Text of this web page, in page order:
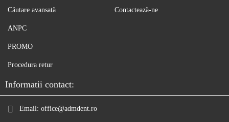
Căutare avansată Contactează-ne
ANPC
PROMO
Procedura retur
Informatii contact:
Email: office@admdent.ro